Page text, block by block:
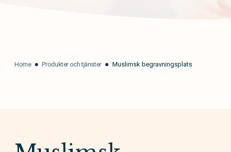
Home Produkter och tjänster Muslimsk begravningsplats